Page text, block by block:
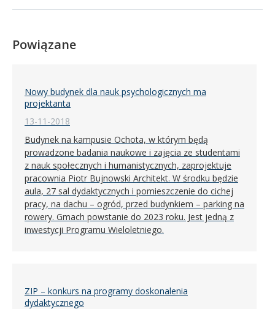
Powiązane
Nowy budynek dla nauk psychologicznych ma
projektanta
13-11-2018
Budynek na kampusie Ochota, w którym będą
prowadzone badania naukowe i zajęcia ze studentami
z nauk społecznych i humanistycznych, zaprojektuje
pracownia Piotr Bujnowski Architekt. W środku będzie
aula, 27 sal dydaktycznych i pomieszczenie do cichej
pracy, na dachu – ogród, przed budynkiem – parking na
rowery. Gmach powstanie do 2023 roku. Jest jedną z
inwestycji Programu Wieloletniego.
ZIP – konkurs na programy doskonalenia
dydaktycznego